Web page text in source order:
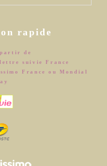
rapide
de
suivie France
France ou Mondial